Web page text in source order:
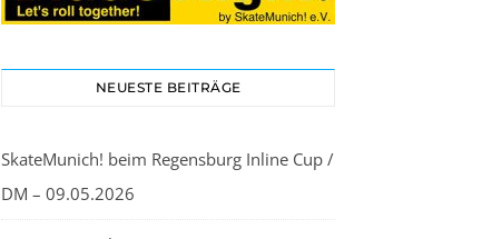
NEUESTE BEITRÄGE
SkateMunich! beim Regensburg Inline Cup /
DM – 09.05.2026